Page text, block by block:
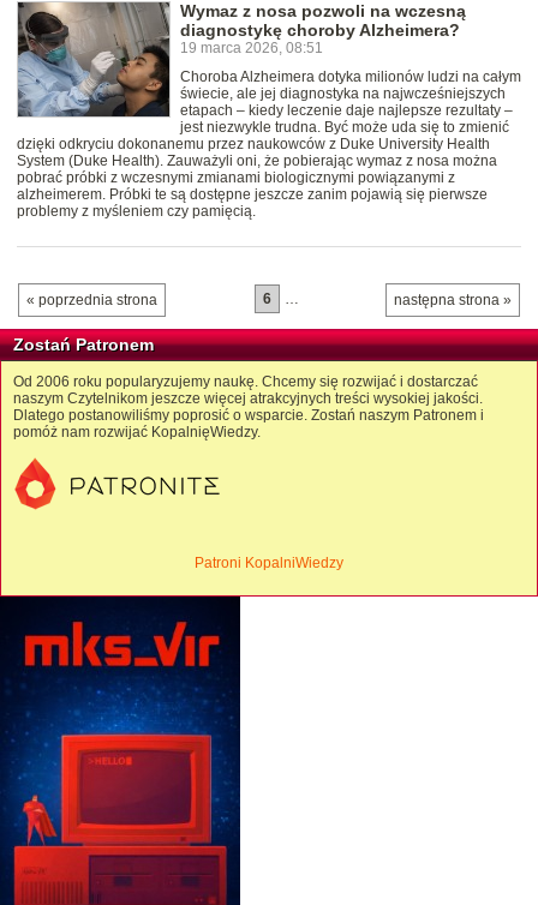
Wymaz z nosa pozwoli na wczesną
diagnostykę choroby Alzheimera?
19 marca 2026, 08:51
Choroba Alzheimera dotyka milionów ludzi na całym
świecie, ale jej diagnostyka na najwcześniejszych
etapach – kiedy leczenie daje najlepsze rezultaty –
jest niezwykle trudna. Być może uda się to zmienić
dzięki odkryciu dokonanemu przez naukowców z Duke University Health
System (Duke Health). Zauważyli oni, że pobierając wymaz z nosa można
pobrać próbki z wczesnymi zmianami biologicznymi powiązanymi z
alzheimerem. Próbki te są dostępne jeszcze zanim pojawią się pierwsze
problemy z myśleniem czy pamięcią.
« poprzednia strona następna strona »
6 …
Zostań Patronem
Od 2006 roku popularyzujemy naukę. Chcemy się rozwijać i dostarczać
naszym Czytelnikom jeszcze więcej atrakcyjnych treści wysokiej jakości.
Dlatego postanowiliśmy poprosić o wsparcie. Zostań naszym Patronem i
pomóż nam rozwijać KopalnięWiedzy.
Patroni KopalniWiedzy